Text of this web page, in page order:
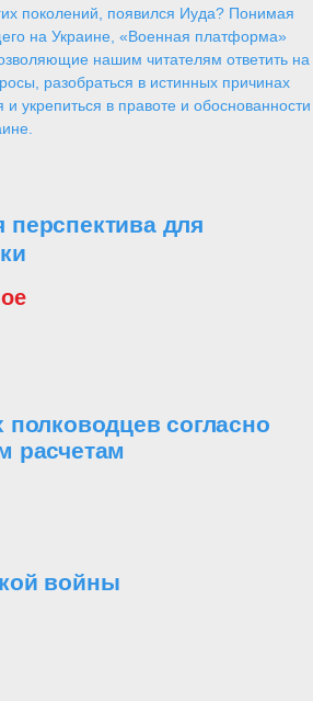
поколений, появился Иуда? Понимая
на Украине, «Военная платформа»
нашим читателям ответить на
разобраться в истинных причинах
и укрепиться в правоте и обоснованности
для
полководцев согласно
расчетам
войны